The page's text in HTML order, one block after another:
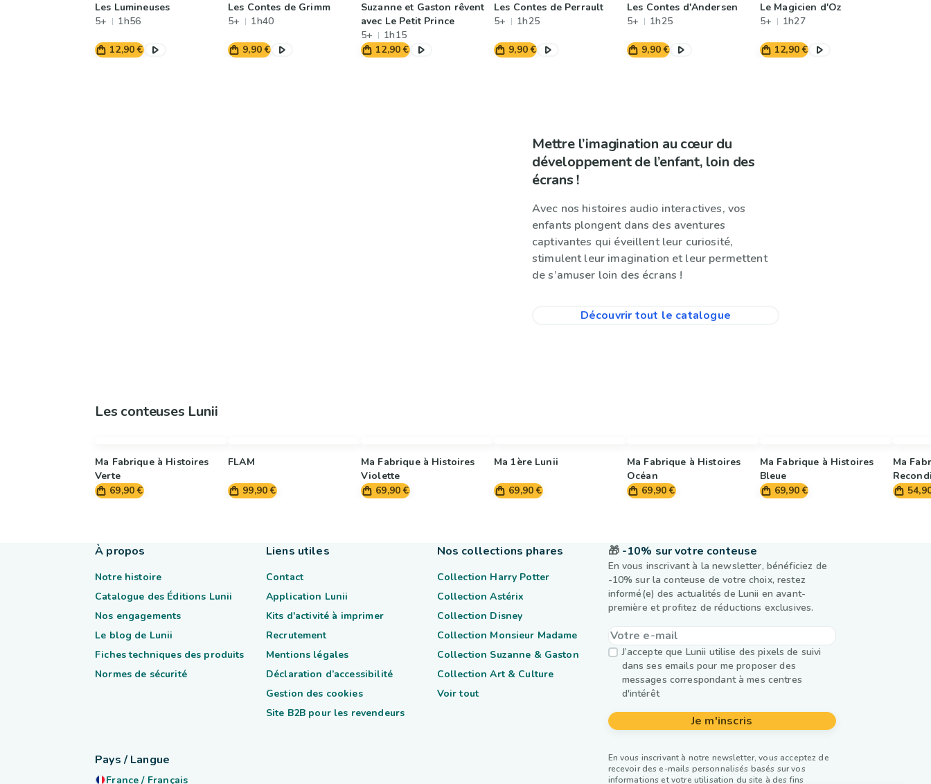
Les Lumineuses
5+
1h56
12,90 €
Les Contes de Grimm
5+
1h40
9,90 €
Suzanne et Gaston rêvent
avec Le Petit Prince
5+
1h15
12,90 €
Les Contes de Perrault
5+
1h25
9,90 €
Les Contes d'Andersen
5+
1h25
9,90 €
Le Magicien d'Oz
5+
1h27
12,90 €
Mettre l’imagination au cœur du
développement de l’enfant, loin des
écrans !
Avec nos histoires audio interactives, vos
enfants plongent dans des aventures
captivantes qui éveillent leur curiosité,
stimulent leur imagination et leur permettent
de s’amuser loin des écrans !
Découvrir tout le catalogue
Les conteuses Lunii
Ma Fabrique à Histoires
Verte
69,90 €
FLAM
99,90 €
Ma Fabrique à Histoires
Violette
69,90 €
Ma 1ère Lunii
69,90 €
Ma Fabrique à Histoires
Océan
69,90 €
Ma Fabrique à Histoires
Bleue
69,90 €
Ma
🎁 -10% sur votre conteuse
En vous inscrivant à la newsletter, bénéficiez de
-10% sur la conteuse de votre choix, restez
informé(e) des actualités de Lunii en avant-
première et profitez de réductions exclusives.
J’accepte que Lunii utilise des pixels de suivi
dans ses emails pour me proposer des
messages correspondant à mes centres
d'intérêt
Je m'inscris
En vous inscrivant à notre newsletter, vous acceptez de
recevoir des e-mails personnalisés basés sur vos
informations et votre utilisation du site à des fins
À propos
Notre histoire
Catalogue des Éditions Lunii
Nos engagements
Le blog de Lunii
Fiches techniques des produits
Normes de sécurité
Liens utiles
Contact
Application Lunii
Kits d'activité à imprimer
Recrutement
Mentions légales
Déclaration d’accessibilité
Gestion des cookies
Site B2B pour les revendeurs
Nos collections phares
Collection Harry Potter
Collection Astérix
Collection Disney
Collection Monsieur Madame
Collection Suzanne & Gaston
Collection Art & Culture
Voir tout
Pays / Langue
France / Français